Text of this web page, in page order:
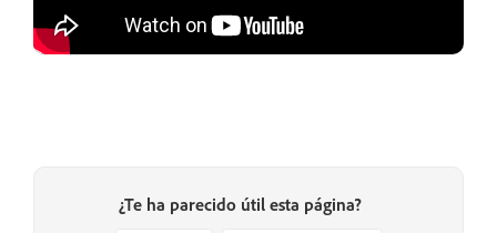
¿Te ha parecido útil esta página?